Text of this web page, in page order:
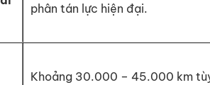
phân tán lực hiện đại.
Khoảng 30.000 – 45.000 km